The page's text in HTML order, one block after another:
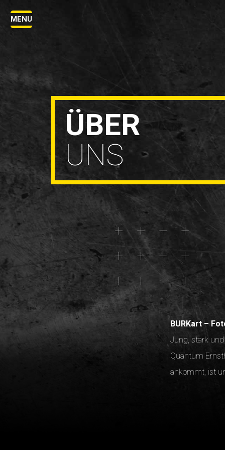
MENU
ÜBER
UNS
BURKart –
Jung, stark
Quantum
ankommt, ist